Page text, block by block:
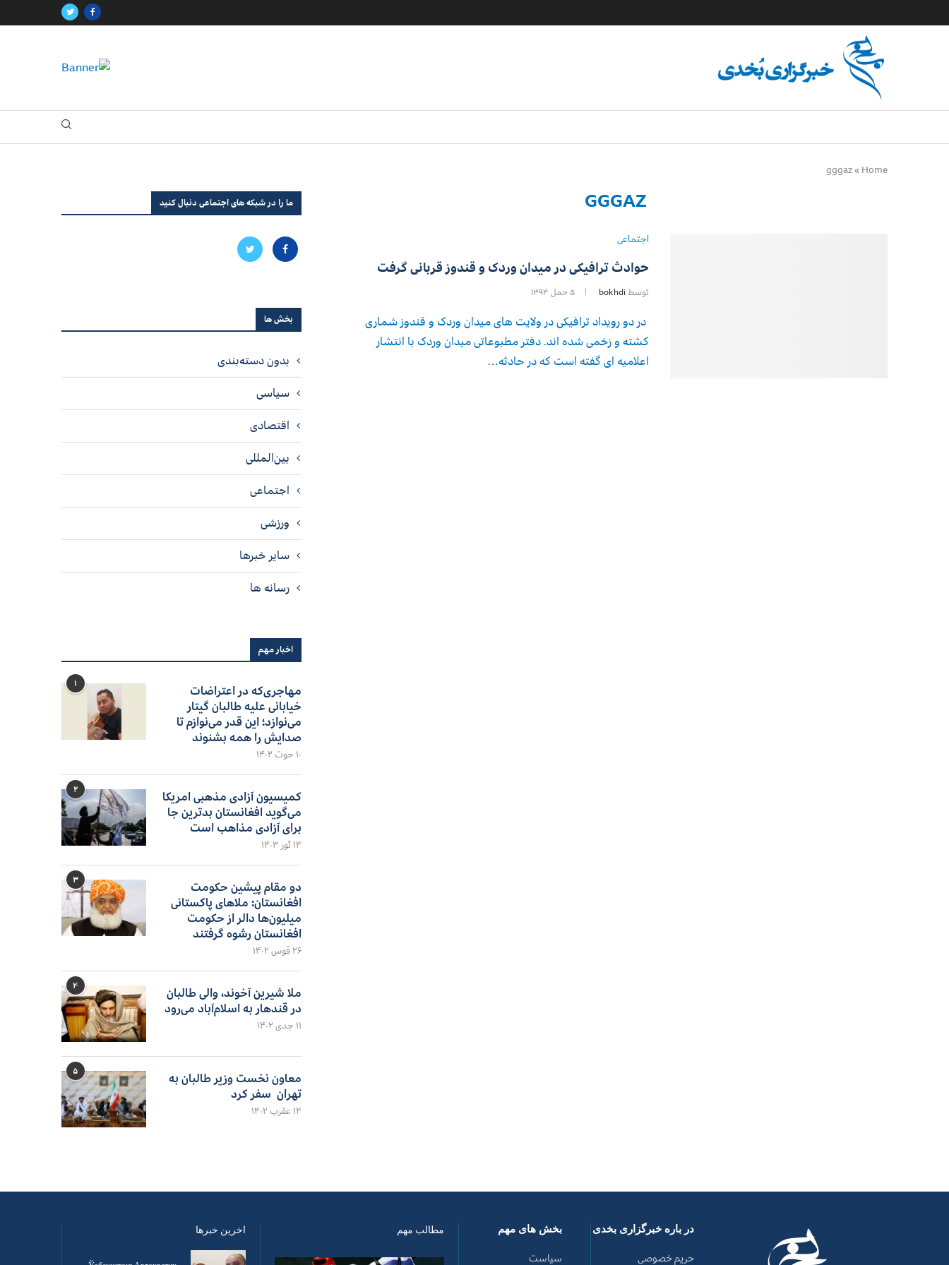
Home
»
gggaz
GGGAZ
اجتماعی
حوادث ترافیکی در میدان وردک و قندوز قربانی گرفت
توسط bokhdi ۵ حمل ۱۳۹۴
در دو رویداد ترافیکی در ولایت های میدان وردک و قندوز شماری
کشته و زخمی شده اند. دفتر مطبوعاتی میدان وردک با انتشار
اعلامیه ای گفته است که در حادثه…
ما را در شبکه های اجتماعی دنبال کنید
بخش ها
بدون دسته‌بندی
سیاسی
اقتصادی
بین‌المللی
اجتماعی
ورزشی
سایر خبرها
رسانه ها
اخبار مهم
۱
مهاجری‌که در اعتراضات
خیابانی علیه طالبان گیتار
می‌نوازد؛ این قدر می‌نوازم تا
صدایش را همه بشنوند
۱۰ حوت ۱۴۰۲
۲
کمیسیون آزادی مذهبی امریکا
می‌گوید افغانستان بدترین جا
برای آزادی مذاهب است
۱۴ ثور ۱۴۰۳
۳
دو مقام پیشین حکومت
افغانستان: ملاهای پاکستانی
میلیون‌ها دالر از حکومت
افغانستان رشوه گرفتند
۲۶ قوس ۱۴۰۲
۴
ملا شیرین آخوند، والی طالبان
در قندهار به اسلام‌آباد می‌رود
۱۱ جدی ۱۴۰۲
۵
معاون نخست وزیر طالبان به
تهران سفر کرد
۱۴ عقرب ۱۴۰۲
در باره خبرگزاری بخدی
حریم خصوصی
بخش های مهم
سیاست
مطالب مهم اخرین خبرها